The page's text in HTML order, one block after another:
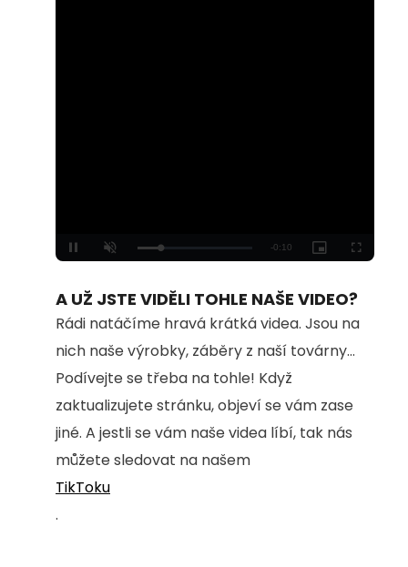
Unmute
100.00%
A UŽ JSTE VIDĚLI TOHLE NAŠE VIDEO?
Rádi natáčíme hravá krátká videa. Jsou na
nich naše výrobky, záběry z naší továrny...
Podívejte se třeba na tohle! Když
zaktualizujete stránku, objeví se vám zase
jiné. A jestli se vám naše videa líbí, tak nás
můžete sledovat na našem
TikToku
.